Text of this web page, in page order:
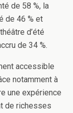
de 58 %, la
de 46 % et
d’été
de 34 %.
accessible
notamment à
une expérience
de richesses